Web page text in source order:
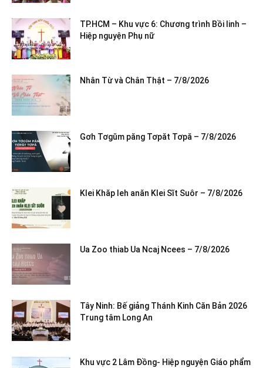
TP.HCM – Khu vực 6: Chương trình Bồi linh –
Hiệp nguyện Phụ nữ
Nhân Từ và Chân Thật – 7/8/2026
Gơh Tơgŭm păng Tơpăt Tơpă – 7/8/2026
Klei Khăp leh anăn Klei Sĭt Suôr – 7/8/2026
Ua Zoo thiab Ua Ncaj Ncees – 7/8/2026
Tây Ninh: Bế giảng Thánh Kinh Căn Bản 2026
Trung tâm Long An
Khu vực 2 Lâm Đồng- Hiệp nguyện Giáo phẩm